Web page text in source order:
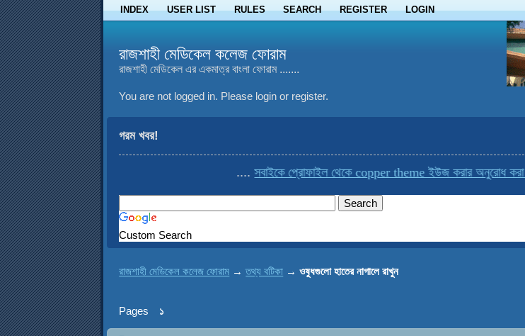
INDEX USER LIST RULES SEARCH REGISTER LOGIN
রাজশাহী মেডিকেল কলেজ ফোরাম
রাজশাহী মেডিকেল এর একমাত্র বাংলা ফোরাম .......
You are not logged in. Please login or register.
গরম খবর!
সবাইকে প্রোফাইল থেকে copper theme ইউজ করার অনুরোধ করা হচ্ছে
Custom Search
রাজশাহী মেডিকেল কলেজ ফোরাম →তথ্য বটিকা →ওষুধগুলো হাতের নাগালে রাখুন
Pages ১